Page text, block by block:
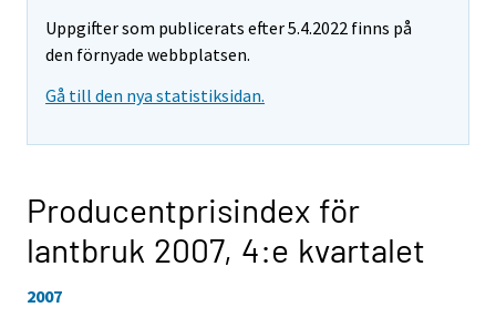
Uppgifter som publicerats efter 5.4.2022 finns på
den förnyade webbplatsen.
Gå till den nya statistiksidan.
Producentprisindex för
lantbruk 2007, 4:e kvartalet
2007